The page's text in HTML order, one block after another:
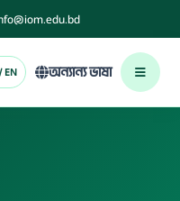
EN অন্যান্য ভাষা